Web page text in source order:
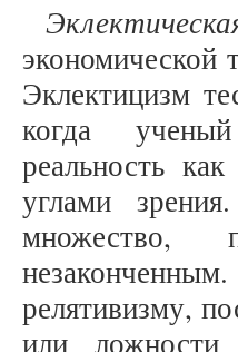
экономической
Эклектицизм
когда
реальность
углами
множество,
релятивизму,
или ложности